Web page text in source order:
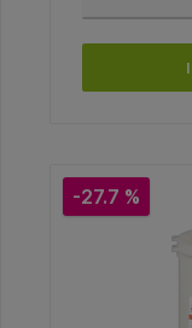
-27.7 %